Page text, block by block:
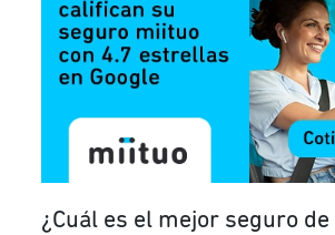
¿Cuál es el mejor seguro de